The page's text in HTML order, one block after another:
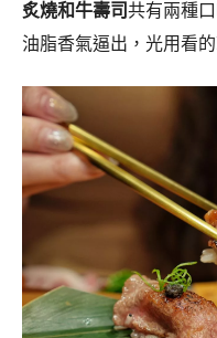
炙燒和牛壽司共有兩種
油脂香氣逼出，光用看